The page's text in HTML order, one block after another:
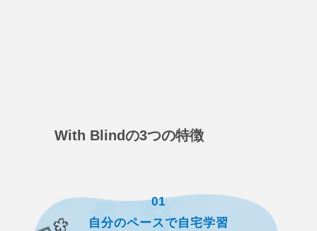
With Blindの3つの特徴
01
自分のペースで自宅学習